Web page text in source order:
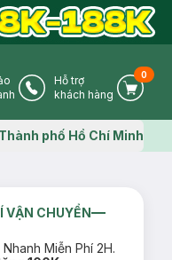
IconPhone Icon
Hỗ trợ
khách hàng
Cart
0
Map iconphố Hồ Chí Minh
VẬN CHUYỂN
Nhanh Miễn Phí 2H.